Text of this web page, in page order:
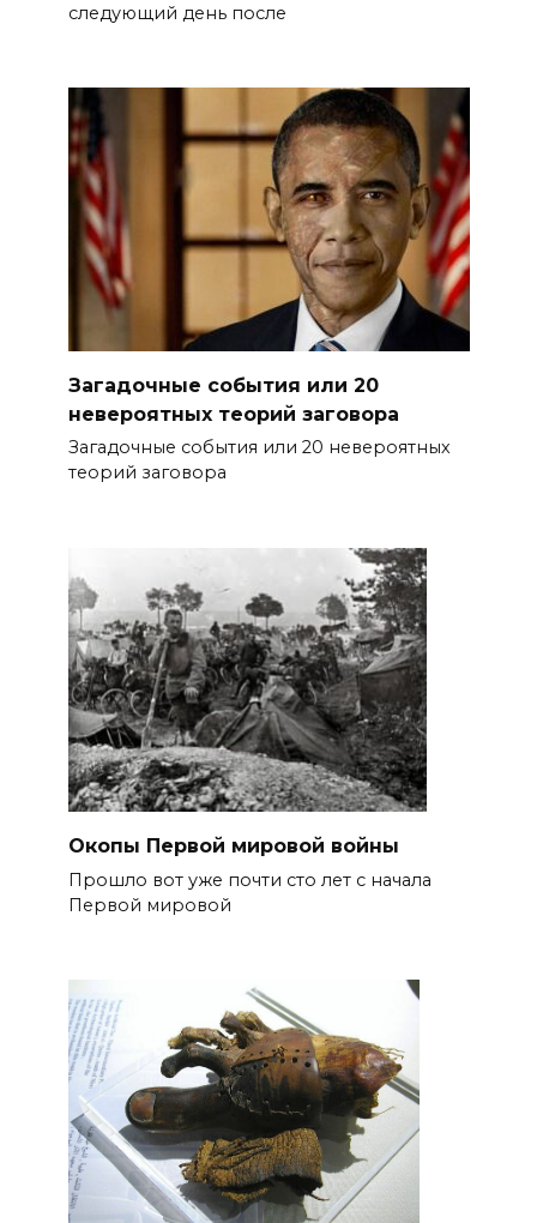
следующий день после
Загадочные события или 20
невероятных теорий заговора
Загадочные события или 20 невероятных
теорий заговора
Окопы Первой мировой войны
Прошло вот уже почти сто лет с начала
Первой мировой